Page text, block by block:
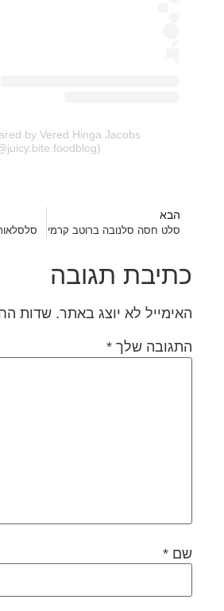
by Vered Hinga Jacobs
הבא
סלט חסה סלנובה ברוטב קרמי
כתיבת תגובה
האימייל לא יוצג באתר. שדות
התגובה שלך *
שם *